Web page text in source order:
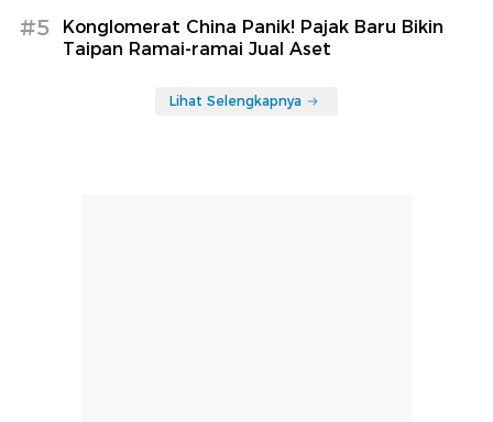
#5
Konglomerat China Panik! Pajak Baru Bikin
Taipan Ramai-ramai Jual Aset
Lihat Selengkapnya